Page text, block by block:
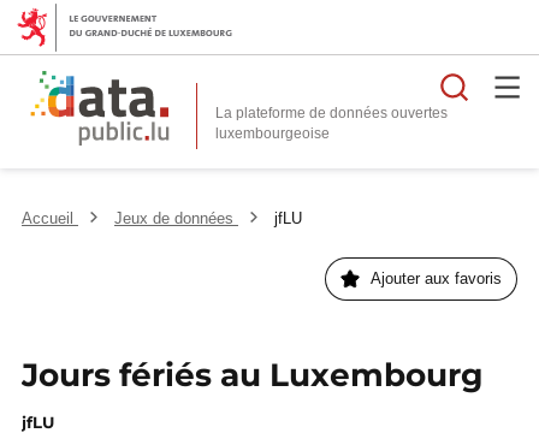
La plateforme de données ouvertes
Accueil Jeux de données jfLU
Ajouter aux favoris
Jours fériés au Luxembourg
jfLU